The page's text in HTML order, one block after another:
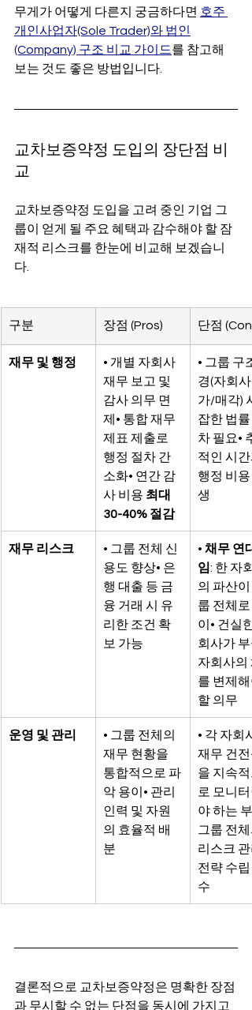
무게가 어떻게 다른지 궁금하다면 호주
개인사업자(Sole Trader)와 법인
(Company) 구조 비교 가이드를 참고해
보는 것도 좋은 방법입니다.
교차보증약정 도입의 장단점 비
교
교차보증약정 도입을 고려 중인 기업 그
룹이 얻게 될 주요 혜택과 감수해야 할 잠
재적 리스크를 한눈에 비교해 보겠습니
다.
구분 장점 (Pros) 단점
재무 및 행정
• 개별 자회사
재무 보고 및
감사 의무 면
제• 통합 재무
제표 제출로
행정 절차 간
소화• 연간 감
사 비용 최대
30-40% 절감
• 그룹 구
경(자회사
가/매각)
잡한 법률
차 필요•
적인 시간
행정 비용
생
재무 리스크
• 그룹 전체 신
용도 향상• 은
행 대출 등 금
융 거래 시 유
리한 조건 확
보 가능
• 채무 연
임: 한 자
의 파산이
룹 전체로
이• 건실
회사가 부
자회사의
를 변제해
할 의무
운영 및 관리
• 그룹 전체의
재무 현황을
통합적으로 파
악 용이• 관리
인력 및 자원
의 효율적 배
분
• 각 자회
재무 건전
을 지속적
로 모니터
야 하는 부
그룹 전체
리스크 관
전략 수립
수
결론적으로 교차보증약정은 명확한 장점
과 무시할 수 없는 단점을 동시에 가지고